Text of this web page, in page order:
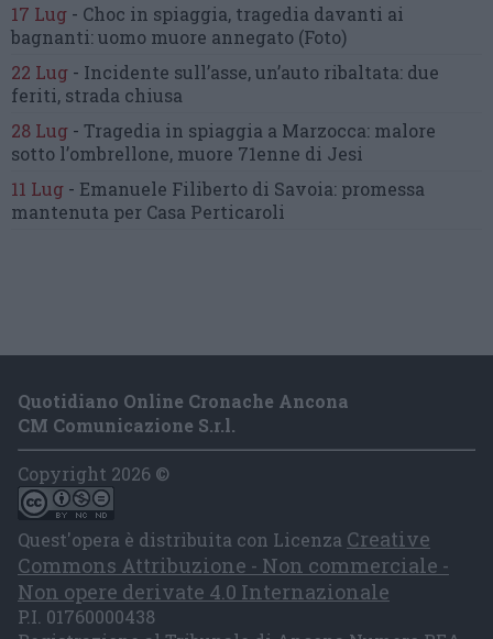
17 Lug - Choc in spiaggia, tragedia davanti ai
bagnanti:uomo muore annegato (Foto)
22 Lug - Incidente sull’asse, un’auto ribaltata: due
feriti, strada chiusa
28 Lug - Tragedia in spiaggia a Marzocca: malore
sotto l’ombrellone, muore 71enne di Jesi
11 Lug - Emanuele Filiberto di Savoia: promessa
mantenuta per Casa Perticaroli
Quotidiano Online Cronache Ancona
CM Comunicazione S.r.l.
Copyright 2026 ©
Quest'opera è distribuita con Licenza Creative
Commons Attribuzione - Non commerciale -
Non opere derivate 4.0 Internazionale
P.I. 01760000438